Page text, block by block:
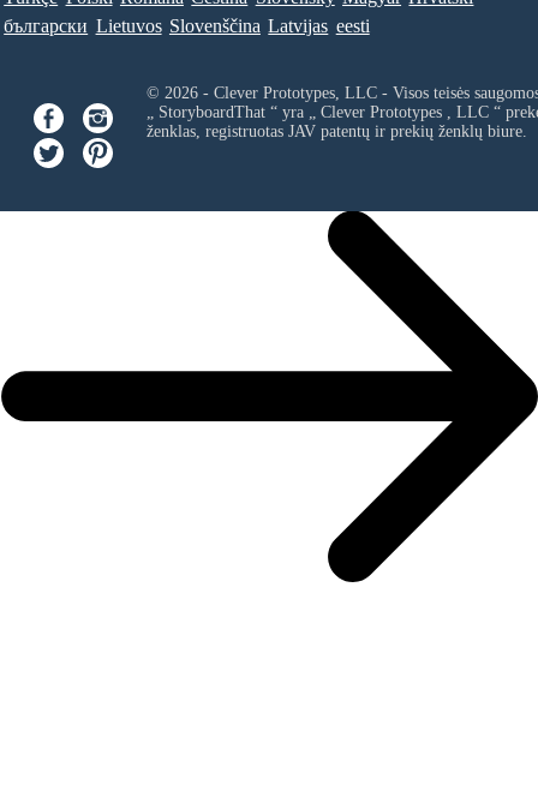
български Lietuvos Slovenščina Latvijas eesti
© 2026 - Clever Prototypes, LLC - Visos teisės
„ StoryboardThat “ yra „ Clever Prototypes , LLC“
ženklas, registruotas JAV patentų ir prekių ženklų biure.